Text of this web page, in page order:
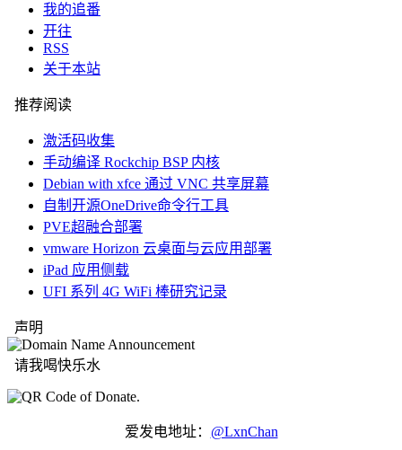
我的追番
开往
RSS
关于本站
推荐阅读
激活码收集
手动编译 Rockchip BSP 内核
Debian with xfce 通过 VNC 共享屏幕
自制开源OneDrive命令行工具
PVE超融合部署
vmware Horizon 云桌面与云应用部署
iPad 应用侧载
UFI 系列 4G WiFi 棒研究记录
声明
请我喝快乐水
爱发电地址： @LxnChan